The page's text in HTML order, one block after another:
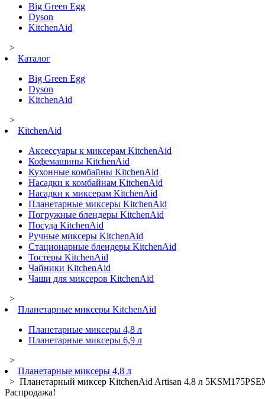
Big Green Egg
Dyson
KitchenAid
>
Каталог
Big Green Egg
Dyson
KitchenAid
>
KitchenAid
Аксессуары к миксерам KitchenAid
Кофемашины KitchenAid
Кухонные комбайны KitchenAid
Насадки к комбайнам KitchenAid
Насадки к миксерам KitchenAid
Планетарные миксеры KitchenAid
Погружные блендеры KitchenAid
Посуда KitchenAid
Ручные миксеры KitchenAid
Стационарные блендеры KitchenAid
Тостеры KitchenAid
Чайники KitchenAid
Чаши для миксеров KitchenAid
>
Планетарные миксеры KitchenAid
Планетарные миксеры 4,8 л
Планетарные миксеры 6,9 л
>
Планетарные миксеры 4,8 л
> Планетарный миксер KitchenAid Artisan 4.8 л
Распродажа!